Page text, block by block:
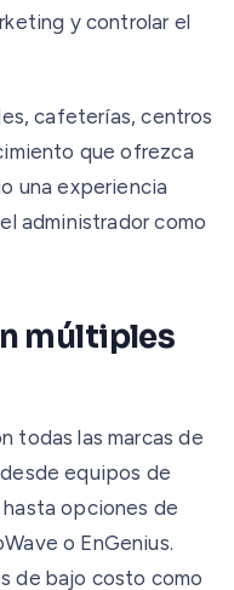
y controlar el
cafeterías, centros
que ofrezca
una experiencia
administrador como
múltiples
todas las marcas de
equipos de
hasta opciones de
o EnGenius.
de bajo costo como